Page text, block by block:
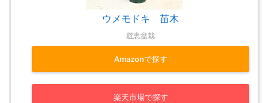
ウメモドキ 苗木
遊恵盆栽
Amazonで探す
楽天市場で探す